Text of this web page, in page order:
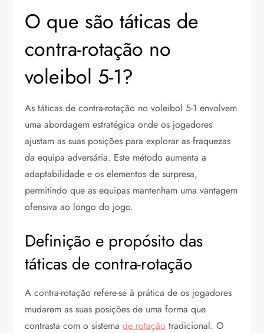
O que são táticas de
contra-rotação no
voleibol 5-1?
As táticas de contra-rotação no voleibol 5-1 envolvem
uma abordagem estratégica onde os jogadores
ajustam as suas posições para explorar as fraquezas
da equipa adversária. Este método aumenta a
adaptabilidade e os elementos de surpresa,
permitindo que as equipas mantenham uma vantagem
ofensiva ao longo do jogo.
Definição e propósito das
táticas de contra-rotação
A contra-rotação refere-se à prática de os jogadores
mudarem as suas posições de uma forma que
contrasta com o sistemade rotação tradicional. O